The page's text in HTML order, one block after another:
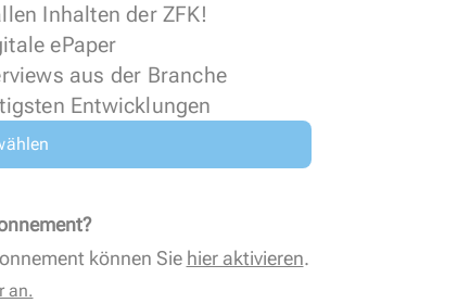
Inhalten der ZFK!
ePaper
aus der Branche
Entwicklungen
können Sie hier aktivieren.
an.